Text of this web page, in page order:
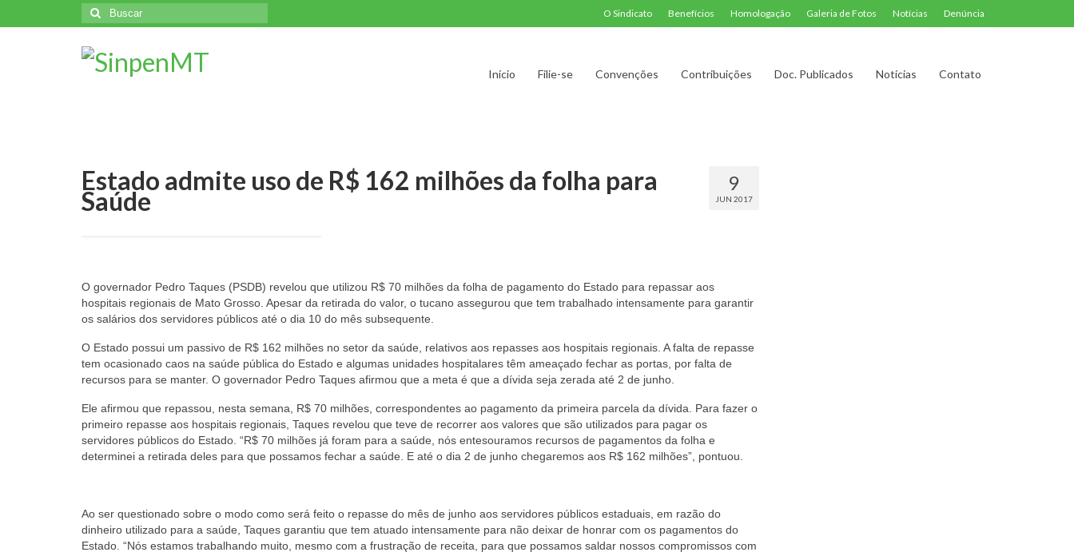
O Sindicato Benefícios Homologação Galeria de Fotos Notícias Denúncia
Buscar
por:
Início Filie-se Convenções Contribuições Doc. Publicados Notícias Contato
9
JUN 2017
Estado admite uso de R$ 162 milhões da folha para
Saúde
O governador Pedro Taques (PSDB) revelou que utilizou R$ 70 milhões da folha de pagamento do Estado para repassar aos
hospitais regionais de Mato Grosso. Apesar da retirada do valor, o tucano assegurou que tem trabalhado intensamente para garantir
os salários dos servidores públicos até o dia 10 do mês subsequente.
O Estado possui um passivo de R$ 162 milhões no setor da saúde, relativos aos repasses aos hospitais regionais. A falta de repasse
tem ocasionado caos na saúde pública do Estado e algumas unidades hospitalares têm ameaçado fechar as portas, por falta de
recursos para se manter. O governador Pedro Taques afirmou que a meta é que a dívida seja zerada até 2 de junho.
Ele afirmou que repassou, nesta semana, R$ 70 milhões, correspondentes ao pagamento da primeira parcela da dívida. Para fazer o
primeiro repasse aos hospitais regionais, Taques revelou que teve de recorrer aos valores que são utilizados para pagar os
servidores públicos do Estado. “R$ 70 milhões já foram para a saúde, nós entesouramos recursos de pagamentos da folha e
determinei a retirada deles para que possamos fechar a saúde. E até o dia 2 de junho chegaremos aos R$ 162 milhões”, pontuou.
Ao ser questionado sobre o modo como será feito o repasse do mês de junho aos servidores públicos estaduais, em razão do
dinheiro utilizado para a saúde, Taques garantiu que tem atuado intensamente para não deixar de honrar com os pagamentos do
Estado. “Nós estamos trabalhando muito, mesmo com a frustração de receita, para que possamos saldar nossos compromissos com